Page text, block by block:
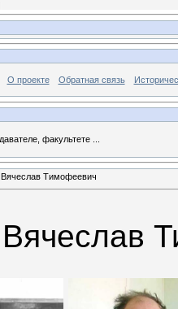
О проекте Обратная связь
факультете ...
Тимофеевич